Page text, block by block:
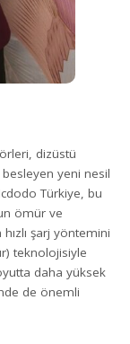
dizüstü
besleyen yeni nesil
Türkiye, bu
ömür ve
şarj yöntemini
teknolojisiyle
daha yüksek
de önemli